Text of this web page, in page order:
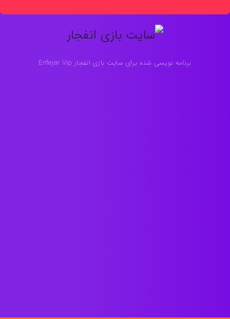
برنامه نویسی شده برای سایت بازی انفجار Enfejar.Vip